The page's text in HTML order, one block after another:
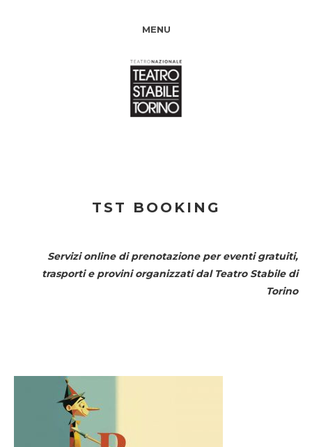
MENU
TST BOOKING
Servizi online di prenotazione per eventi gratuiti,
trasporti e provini organizzati dal Teatro Stabile di
Torino